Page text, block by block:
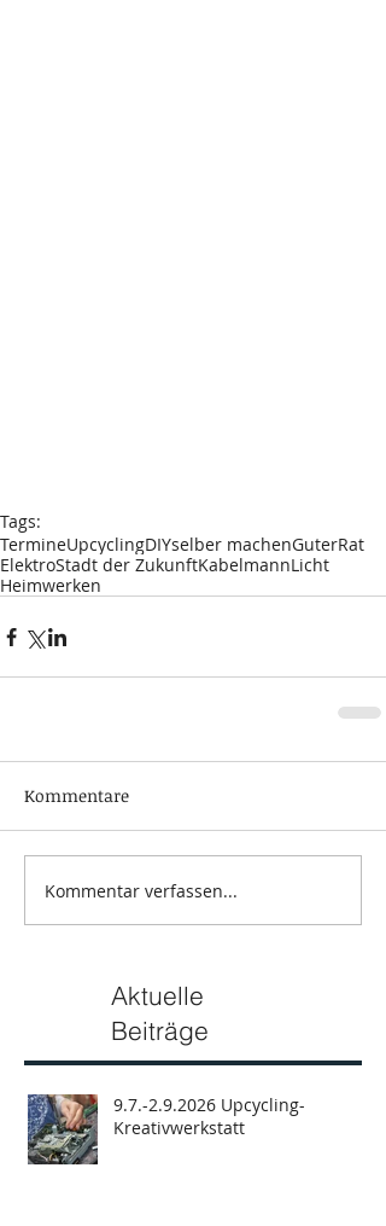
Tags:
TermineUpcyclingDIYselber machenGuterRat
ElektroStadt der ZukunftKabelmannLicht
Heimwerken
Kommentare
Kommentar verfassen...
Aktuelle
Beiträge
9.7.-2.9.2026 Upcycling-
Kreativwerkstatt